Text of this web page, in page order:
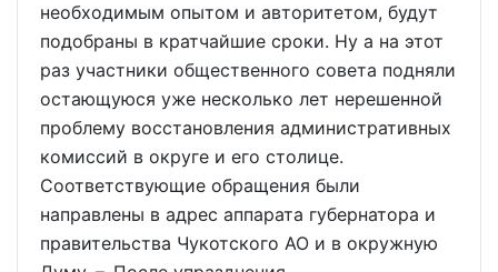
необходимым опытом и авторитетом, будут
подобраны в кратчайшие сроки. Ну а на этот
раз участники общественного совета подняли
остающуюся уже несколько лет нерешенной
проблему восстановления административных
комиссий в округе и его столице.
Соответствующие обращения были
направлены в адрес аппарата губернатора и
правительства Чукотского АО и в окружную